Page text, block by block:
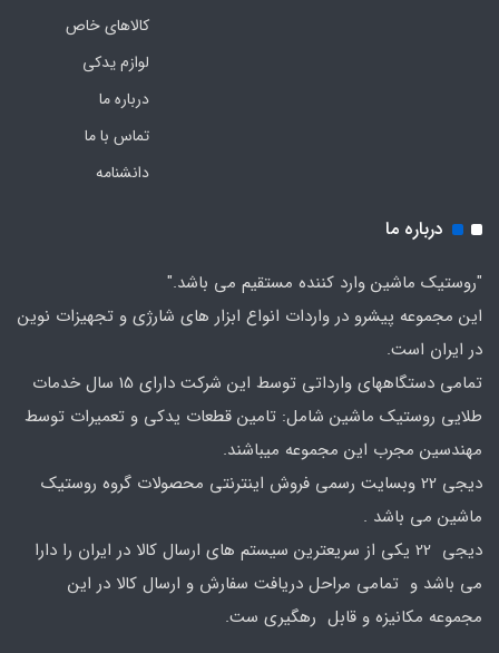
کالاهای خاص
لوازم یدکی
درباره ما
تماس با ما
دانشنامه
درباره ما
"روستیک ماشین وارد کننده مستقیم می باشد."
این مجموعه پیشرو در واردات انواع ابزار های شارژی و تجهیزات نوین
در ایران است.
تمامی دستگاههای وارداتی توسط این شرکت دارای 15 سال خدمات
طلایی روستیک ماشین شامل: تامین قطعات یدکی و تعمیرات توسط
مهندسین مجرب این مجموعه میباشند.
دیجی 22 وبسایت رسمی فروش اینترنتی محصولات گروه روستیک
ماشین می باشد .
دیجی 22 یکی از سریعترین سیستم های ارسال کالا در ایران را دارا
می باشد و تمامی مراحل دریافت سفارش و ارسال کالا در این
مجموعه مکانیزه و قابل رهگیری ست.